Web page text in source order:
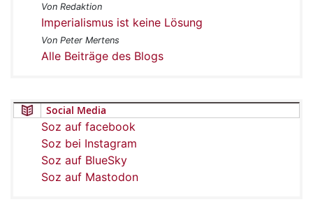
Von Redaktion
Imperialismus ist keine Lösung
Von Peter Mertens
Alle Beiträge des Blogs
Social Media
Soz auf facebook
Soz bei Instagram
Soz auf BlueSky
Soz auf Mastodon